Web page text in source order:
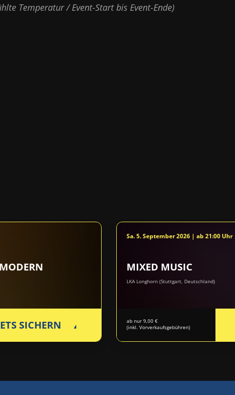
Temperatur / Event-Start bis Event-Ende)
SICHERN
Sa. 5. September 2026 | ab 21:00 Uhr
MIXED MUSIC
LKA Longhorn (Stuttgart, Deutschland)
ab nur 9,00 €
(inkl. Vorverkaufsgebühren)